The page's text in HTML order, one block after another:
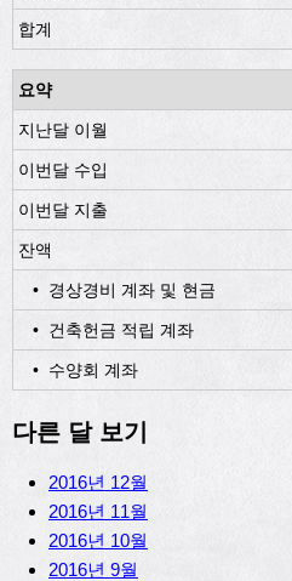
합계
요약
지난달 이월
이번달 수입
이번달 지출
잔액
• 경상경비 계좌 및 현금
• 건축헌금 적립 계좌
• 수양회 계좌
다른 달 보기
2016년 12월
2016년 11월
2016년 10월
2016년 9월